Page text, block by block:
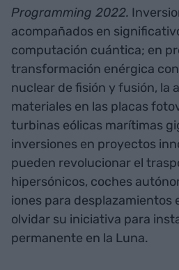
Programming 2022.
acompañados en
computación cuántica; en
transformación enérgica
nuclear de fisión y fusión, la
materiales en las placas
turbinas eólicas marítimas
inversiones en proyectos
pueden revolucionar el
hipersónicos, coches
iones para desplazamientos
olvidar su iniciativa para
permanente en la Luna.